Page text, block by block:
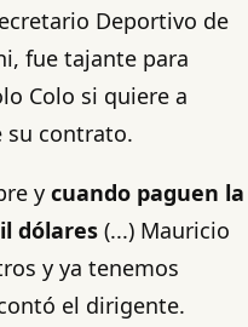
Deportivo de
fue tajante para
Colo si quiere a
su contrato.
y cuando paguen la
dólares (...) Mauricio
y ya tenemos
el dirigente.